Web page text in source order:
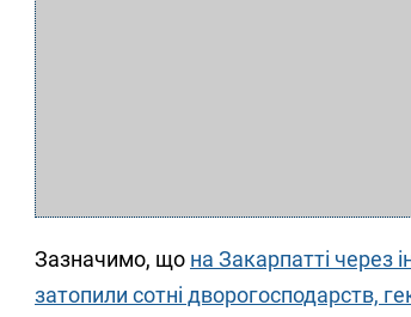
Зазначимо, що на Закарпатті через
затопили сотні дворогосподарств,